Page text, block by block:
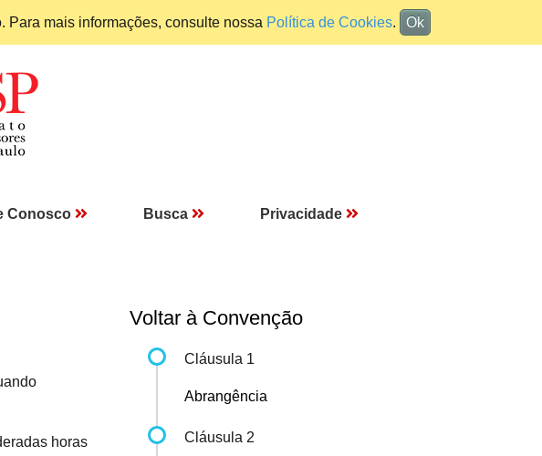
mais informações, consulte nossa Política de Cookies. Ok
Conosco Busca Privacidade
horas
Voltar à Convenção
Cláusula 1
Abrangência
Cláusula 2